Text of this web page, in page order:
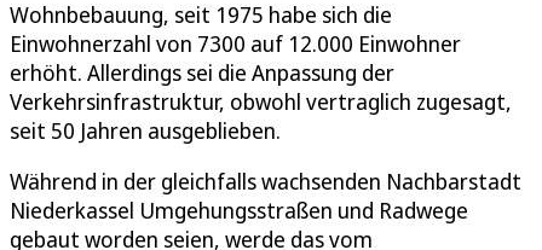
Wohnbebauung, seit 1975 habe sich die
Einwohnerzahl von 7300 auf 12.000 Einwohner
erhöht. Allerdings sei die Anpassung der
Verkehrsinfrastruktur, obwohl vertraglich zugesagt,
seit 50 Jahren ausgeblieben.
Während in der gleichfalls wachsenden Nachbarstadt
Niederkassel Umgehungsstraßen und Radwege
gebaut worden seien, werde das vom